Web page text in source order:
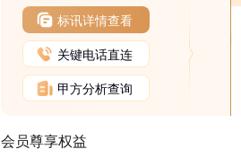
标讯详情查看
关键电话直连
甲方分析查询
会员尊享权益